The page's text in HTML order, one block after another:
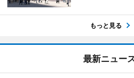
もっと見る
最新ニュー